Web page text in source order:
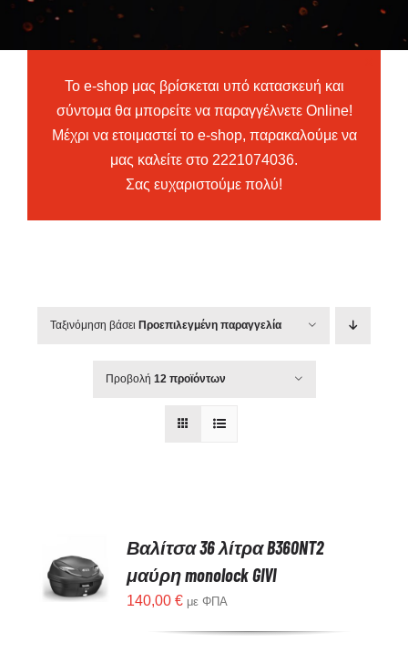
Ανταλλακτικά
ΑΝΑΖΉΤΗΣΗ
Το e-shop μας βρίσκεται υπό κατασκευή και
σύντομα θα μπορείτε να παραγγέλνετε Online!
Μέχρι να ετοιμαστεί το e-shop, παρακαλούμε να
μας καλείτε στο 2221074036.
Σας ευχαριστούμε πολύ!
Ταξινόμηση βάσει Προεπιλεγμένη παραγγελία
Προβολή 12 προϊόντων
Βαλίτσα 36 λίτρα B360NT2
μαύρη monolock GIVI
140,00€ με ΦΠΑ